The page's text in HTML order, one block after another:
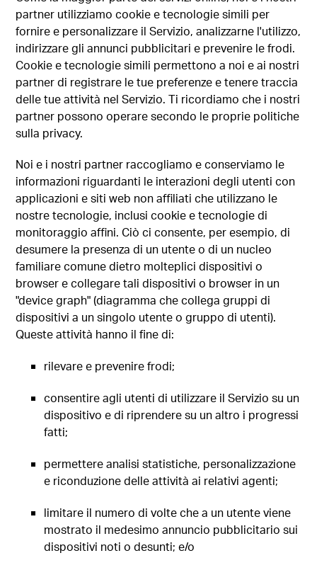
partner utilizziamo cookie e tecnologie simili per
fornire e personalizzare il Servizio, analizzarne l'utilizzo,
indirizzare gli annunci pubblicitari e prevenire le frodi.
Cookie e tecnologie simili permettono a noi e ai nostri
partner di registrare le tue preferenze e tenere traccia
delle tue attività nel Servizio. Ti ricordiamo che i nostri
partner possono operare secondo le proprie politiche
sulla privacy.
Noi e i nostri partner raccogliamo e conserviamo le
informazioni riguardanti le interazioni degli utenti con
applicazioni e siti web non affiliati che utilizzano le
nostre tecnologie, inclusi cookie e tecnologie di
monitoraggio affini. Ciò ci consente, per esempio, di
desumere la presenza di un utente o di un nucleo
familiare comune dietro molteplici dispositivi o
browser e collegare tali dispositivi o browser in un
"device graph" (diagramma che collega gruppi di
dispositivi a un singolo utente o gruppo di utenti).
Queste attività hanno il fine di:
rilevare e prevenire frodi;
consentire agli utenti di utilizzare il Servizio su un
dispositivo e di riprendere su un altro i progressi
fatti;
permettere analisi statistiche, personalizzazione
e riconduzione delle attività ai relativi agenti;
limitare il numero di volte che a un utente viene
mostrato il medesimo annuncio pubblicitario sui
dispositivi noti o desunti; e/o